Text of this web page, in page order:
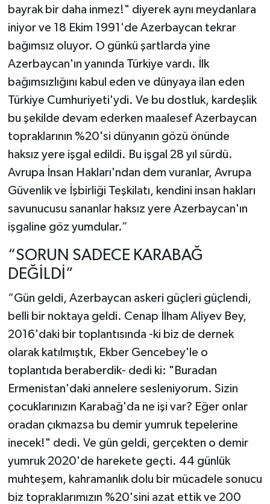
bayrak bir daha inmez!" diyerek aynı meydanlara
iniyor ve 18 Ekim 1991'de Azerbaycan tekrar
bağımsız oluyor. O günkü şartlarda yine
Azerbaycan'ın yanında Türkiye vardı. İlk
bağımsızlığını kabul eden ve dünyaya ilan eden
Türkiye Cumhuriyeti'ydi. Ve bu dostluk, kardeşlik
bu şekilde devam ederken maalesef Azerbaycan
topraklarının %20'si dünyanın gözü önünde
haksız yere işgal edildi. Bu işgal 28 yıl sürdü.
Avrupa İnsan Hakları'ndan dem vuranlar, Avrupa
Güvenlik ve İşbirliği Teşkilatı, kendini insan hakları
savunucusu sananlar haksız yere Azerbaycan'ın
işgaline göz yumdular.”
“SORUN SADECE KARABAĞ
DEĞİLDİ”
“Gün geldi, Azerbaycan askeri güçleri güçlendi,
belli bir noktaya geldi. Cenap İlham Aliyev Bey,
2016'daki bir toplantısında -ki biz de dernek
olarak katılmıştık, Ekber Gencebey'le o
toplantıda beraberdik- dedi ki: "Buradan
Ermenistan'daki annelere sesleniyorum. Sizin
çocuklarınızın Karabağ'da ne işi var? Eğer onlar
oradan çıkmazsa bu demir yumruk tepelerine
inecek!" dedi. Ve gün geldi, gerçekten o demir
yumruk 2020'de harekete geçti. 44 günlük
muhteşem, kahramanlık dolu bir mücadele sonucu
biz topraklarımızın %20'sini azat ettik ve 200